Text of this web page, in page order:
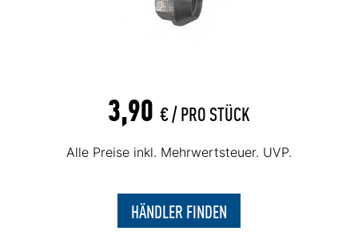
3,90 € /PRO STÜCK
Alle Preise inkl. Mehrwertsteuer. UVP.
HÄNDLER FINDEN